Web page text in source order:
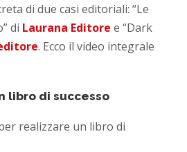
di due casi editoriali: “Le
di Laurana Editore e “Dark
. Ecco il video integrale
libro di successo
realizzare un libro di